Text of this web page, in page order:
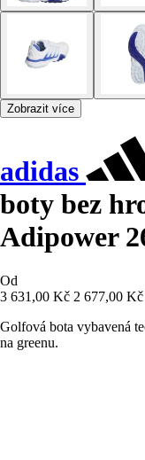
Zobrazit více
adidas
boty bez
Adipower
Od
3 631,00 Kč 2 677,00 Kč
Golfová bota vybavená
na greenu.